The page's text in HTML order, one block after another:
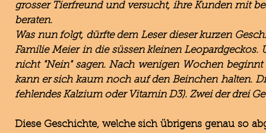
grosser Tierfreund und versucht, ihre Kunden mit
beraten.
Was nun folgt, dürfte dem Leser dieser kurzen
Familie Meier in die süssen kleinen
nicht "Nein" sagen. Nach wenigen Wochen
kann er sich kaum noch auf den Beinchen halten.
fehlendes Kalzium oder Vitamin D3). Zwei der drei
Diese Geschichte, welche sich übrigens genau so